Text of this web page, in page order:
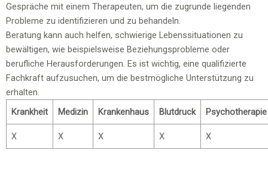
Gespräche mit einem Therapeuten, um die zugrunde liegenden
Probleme zu identifizieren und zu behandeln.
Beratung kann auch helfen, schwierige Lebenssituationen zu
bewältigen, wie beispielsweise Beziehungsprobleme oder
berufliche Herausforderungen. Es ist wichtig, eine qualifizierte
Fachkraft aufzusuchen, um die bestmögliche Unterstützung zu
erhalten.
Krankheit
Medizin Krankenhaus Blutdruck Psychotherapie
X X X X X